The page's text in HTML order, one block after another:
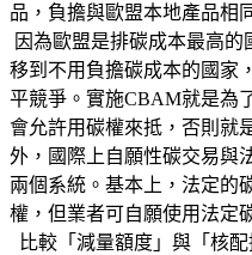
品，負擔與歐盟本地產品相
因為歐盟是排碳成本最高
移到不用負擔碳成本的國家
平競爭。實施CBAM就是為
會允許用碳權來抵，否則就
外，國際上自願性碳交易與
兩個系統。基本上，法定的
權，但業者可自願使用法定
比較「減量額度」與「核